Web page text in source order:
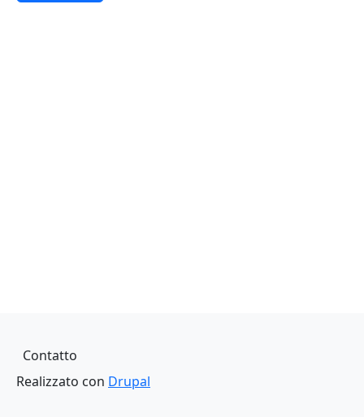
Piè di pagina
Contatto
Realizzato con Drupal